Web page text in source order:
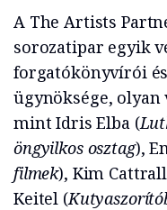
A The Artists
sorozatipar egyik
forgatókönyvírói
ügynöksége,
mint Idris Elba (
öngyilkos osztag),
filmek), Kim
Keitel (